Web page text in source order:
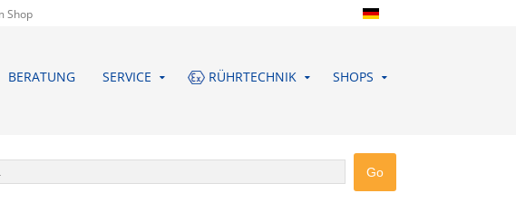
Shop
BERATUNG SERVICE RÜHRTECHNIK SHOPS